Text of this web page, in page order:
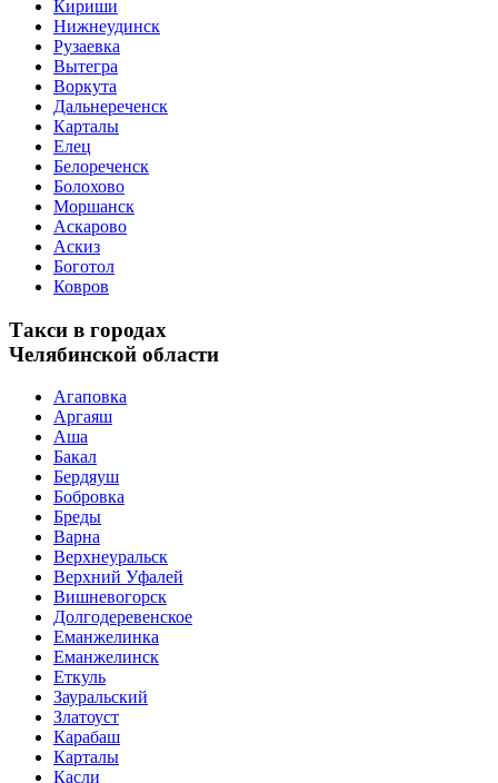
Кириши
Нижнеудинск
Рузаевка
Вытегра
Воркута
Дальнереченск
Карталы
Елец
Белореченск
Болохово
Моршанск
Аскарово
Аскиз
Боготол
Ковров
Такси в городах
Челябинской области
Агаповка
Аргаяш
Аша
Бакал
Бердяуш
Бобровка
Бреды
Варна
Верхнеуральск
Верхний Уфалей
Вишневогорск
Долгодеревенское
Еманжелинка
Еманжелинск
Еткуль
Зауральский
Златоуст
Карабаш
Карталы
Касли